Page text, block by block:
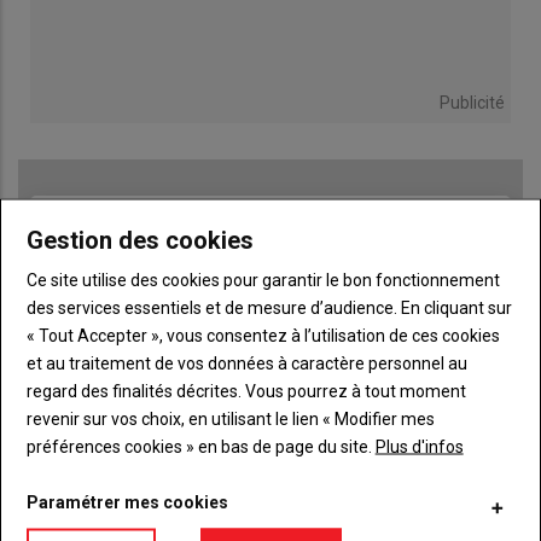
Publicité
TITRE JE M'ABONNE
Body A partir de 93€
Lien JE M'ABONNE
Liste
puce
Accédez à tous les articles du site L'Aurore
Consultez le journal L'Aurore Paysanne au format
Gestion des cookies
Ce site utilise des cookies pour garantir le bon fonctionnement
des services essentiels et de mesure d’audience. En cliquant sur
« Tout Accepter », vous consentez à l’utilisation de ces cookies
et au traitement de vos données à caractère personnel au
regard des finalités décrites. Vous pourrez à tout moment
revenir sur vos choix, en utilisant le lien « Modifier mes
préférences cookies » en bas de page du site. Plus d'infos
Paramétrer mes cookies